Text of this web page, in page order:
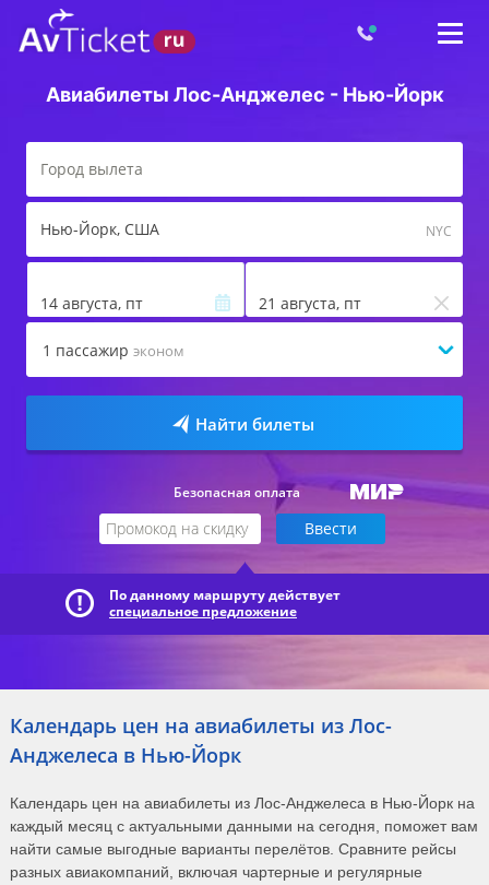
Авиабилеты Лос-Анджелес - Нью-Йорк
Нью-Йорк, США NYC
14 августа, пт 21 августа, пт
1 пассажир эконом
Найти билеты
Безопасная оплата
По данному маршруту действует
специальное предложение
Календарь цен на авиабилеты из Лос-
Анджелеса в Нью-Йорк
Календарь цен на авиабилеты из Лос-Анджелеса в Нью-Йорк на
каждый месяц с актуальными данными на сегодня, поможет вам
найти самые выгодные варианты перелётов. Сравните рейсы
разных авиакомпаний, включая чартерные и регулярные